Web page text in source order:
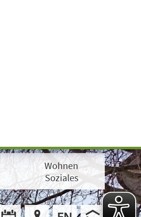
Wohnen
Soziales